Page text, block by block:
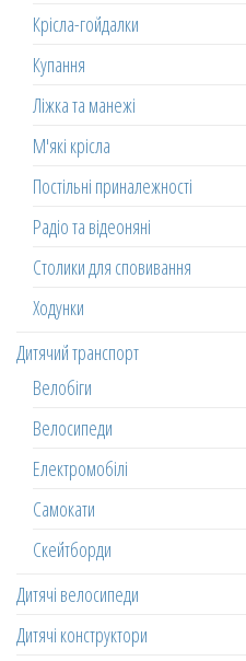
Крісла-гойдалки
Купання
Ліжка та манежі
М'які крісла
Постільні приналежності
Радіо та відеоняні
Столики для сповивання
Ходунки
Дитячий транспорт
Велобіги
Велосипеди
Електромобілі
Самокати
Скейтборди
Дитячі велосипеди
Дитячі конструктори